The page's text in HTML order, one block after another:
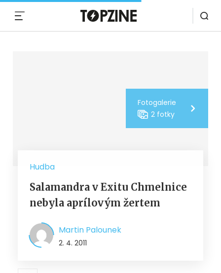
Fotogalerie
2 fotky
Hudba
Salamandra v Exitu Chmelnice
nebyla aprílovým žertem
Martin Palounek
2. 4. 2011